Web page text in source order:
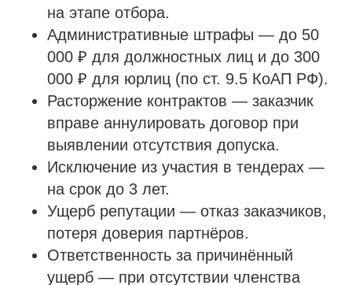
на этапе отбора.
Административные штрафы — до 50
000 ₽ для должностных лиц и до 300
000 ₽ для юрлиц (по ст. 9.5 КоАП РФ).
Расторжение контрактов — заказчик
вправе аннулировать договор при
выявлении отсутствия допуска.
Исключение из участия в тендерах —
на срок до 3 лет.
Ущерб репутации — отказ заказчиков,
потеря доверия партнёров.
Ответственность за причинённый
ущерб — при отсутствии членства